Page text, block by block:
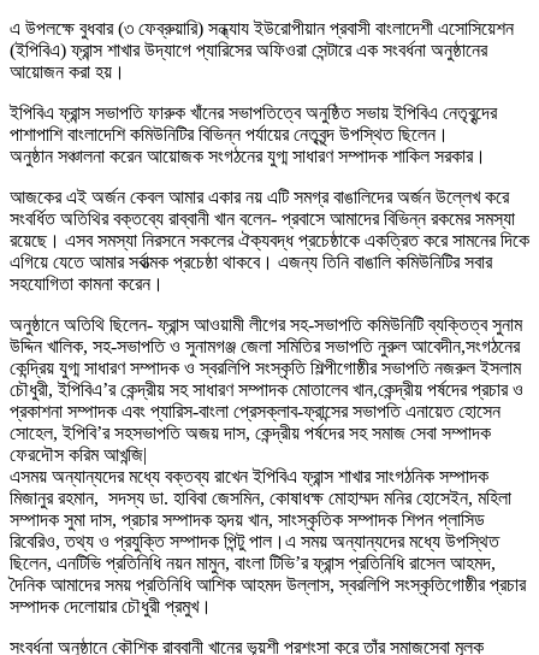
এ উপলক্ষে বুধবার (৩ ফেব্রুয়ারি) সন্ধ্যায ইউরোপীয়ান প্রবাসী বাংলাদেশী এসোসিয়েশন
(ইপিবিএ) ফ্রান্স শাখার উদ্যাগে প্যারিসের অফিওরা সেন্টারে এক সংবর্ধনা অনুষ্ঠানের
আয়োজন করা হয়।
ইপিবিএ ফ্রান্স সভাপতি ফারুক খাঁনের সভাপতিত্বে অনুষ্ঠিত সভায় ইপিবিএ নেতৃবৃন্দের
পাশাপাশি বাংলাদেশি কমিউনিটির বিভিন্ন পর্যায়ের নেতৃবৃন্দ উপস্থিত ছিলেন।
অনুষ্ঠান সঞ্চালনা করেন আয়োজক সংগঠনের যুগ্ম সাধারণ সম্পাদক শাকিল সরকার।
আজকের এই অর্জন কেবল আমার একার নয় এটি সমগ্র বাঙালিদের অর্জন উল্লেখ করে
সংবর্ধিত অতিথির বক্তব্যে রাব্বানী খান বলেন- প্রবাসে আমাদের বিভিন্ন রকমের সমস্যা
রয়েছে। এসব সমস্যা নিরসনে সকলের ঐক্যবদ্ধ প্রচেষ্ঠাকে একত্রিত করে সামনের দিকে
এগিয়ে যেতে আমার সর্বাত্মক প্রচেষ্ঠা থাকবে। এজন্য তিনি বাঙালি কমিউনিটির সবার
সহযোগিতা কামনা করেন।
অনুষ্ঠানে অতিথি ছিলেন- ফ্রান্স আওয়ামী লীগের সহ-সভাপতি কমিউনিটি ব্যক্তিত্ব সুনাম
উদ্দিন খালিক, সহ-সভাপতি ও সুনামগঞ্জ জেলা সমিতির সভাপতি নুরুল আবেদীন,সংগঠনের
কেন্দ্রিয় যুগ্ম সাধারণ সম্পাদক ও স্বরলিপি সংস্কৃতি শিল্পীগোষ্ঠীর সভাপতি নজরুল ইসলাম
চৌধুরী, ইপিবিএ’র কেন্দ্রীয় সহ সাধারণ সম্পাদক মোতালেব খান,কেন্দ্রীয় পর্ষদের প্রচার ও
প্রকাশনা সম্পাদক এবং প্যারিস-বাংলা প্রেসক্লাব-ফ্রান্সের সভাপতি এনায়েত হোসেন
সোহেল, ইপিবি’র সহসভাপতি অজয় দাস, কেন্দ্রীয় পর্ষদের সহ সমাজ সেবা সম্পাদক
ফেরদৌস করিম আখন্জি|
এসময় অন্যান্যদের মধ্যে বক্তব্য রাখেন ইপিবিএ ফ্রান্স শাখার সাংগঠনিক সম্পাদক
মিজানুর রহমান, সদস্য ডা. হাবিবা জেসমিন, কোষাধক্ষ মোহাম্মদ মনির হোসেইন, মহিলা
সম্পাদক সুমা দাস, প্রচার সম্পাদক হৃদয় খান, সাংস্কৃতিক সম্পাদক শিপন প্লাসিড
রিবেরিও, তথ্য ও প্রযুক্তি সম্পাদক পিন্টু পাল।এ সময় অন্যান্যদের মধ্যে উপস্থিত
ছিলেন, এনটিভি প্রতিনিধি নয়ন মামুন, বাংলা টিভি’র ফ্রান্স প্রতিনিধি রাসেল আহমদ,
দৈনিক আমাদের সময় প্রতিনিধি আশিক আহমদ উল্লাস, স্বরলিপি সংস্কৃতিগোষ্ঠীর প্রচার
সম্পাদক দেলোয়ার চৌধুরী প্রমুখ।
সংবর্ধনা অনুষ্ঠানে কৌশিক রাব্বানী খানের ভূয়শী প্রশংসা করে তাঁর সমাজসেবা মূলক